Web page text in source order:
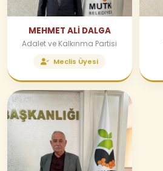
MEHMET ALİ DALGA
Adalet ve Kalkınma Partisi
Meclis Üyesi